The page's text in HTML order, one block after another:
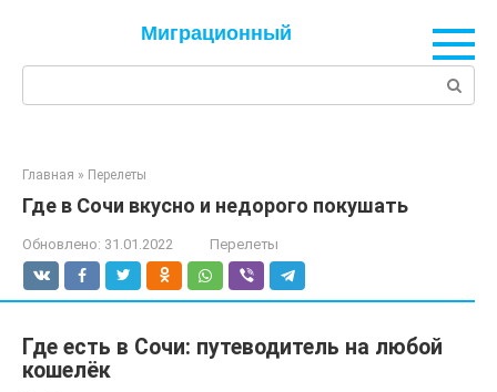
Миграционный
Главная » Перелеты
Где в Сочи вкусно и недорого покушать
Обновлено: 31.01.2022 Перелеты
Где есть в Сочи: путеводитель на любой
кошелёк